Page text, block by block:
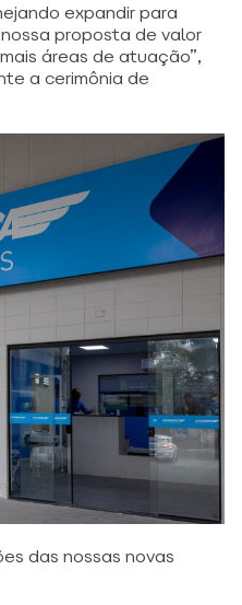
expandir para
proposta de valor
áreas de atuação”,
a cerimônia de
das nossas novas